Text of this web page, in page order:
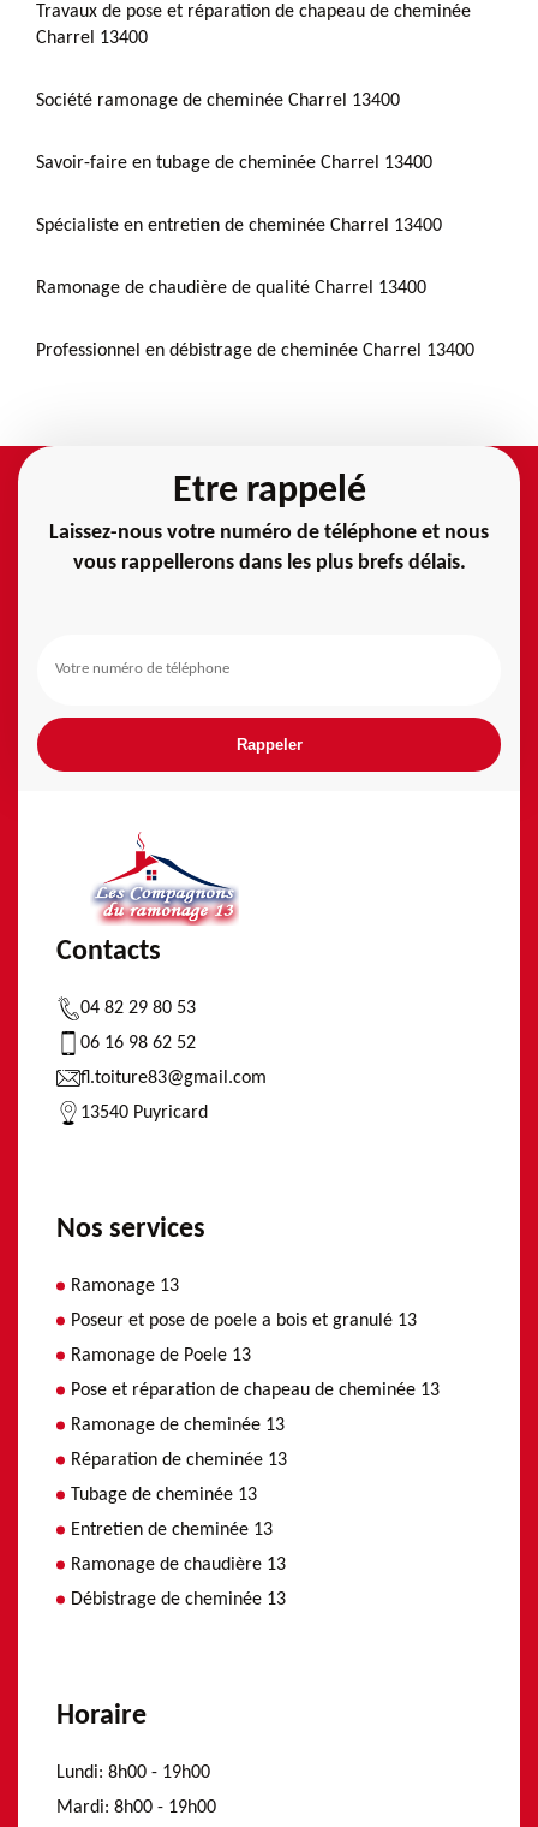
Travaux de pose et réparation de chapeau de cheminée
Charrel 13400
Société ramonage de cheminée Charrel 13400
Savoir-faire en tubage de cheminée Charrel 13400
Spécialiste en entretien de cheminée Charrel 13400
Ramonage de chaudière de qualité Charrel 13400
Professionnel en débistrage de cheminée Charrel 13400
Etre rappelé
Laissez-nous votre numéro de téléphone et nous
vous rappellerons dans les plus brefs délais.
Contacts
04 82 29 80 53
06 16 98 62 52
fl.toiture83@gmail.com
13540 Puyricard
Nos services
Ramonage 13
Poseur et pose de poele a bois et granulé 13
Ramonage de Poele 13
Pose et réparation de chapeau de cheminée 13
Ramonage de cheminée 13
Réparation de cheminée 13
Tubage de cheminée 13
Entretien de cheminée 13
Ramonage de chaudière 13
Débistrage de cheminée 13
Horaire
Lundi: 8h00 - 19h00
Mardi: 8h00 - 19h00